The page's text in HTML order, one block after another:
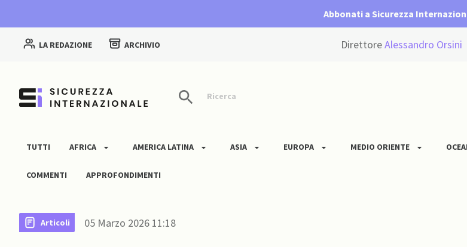
Abbonati a Sicurezza
LA REDAZIONE ARCHIVIO DirettoreAlessandro Orsini
Ricerca
TUTTI AFRICA AMERICA LATINA ASIA EUROPA MEDIO ORIENTE
COMMENTI APPROFONDIMENTI
Articoli 05 Marzo 2026 11:18